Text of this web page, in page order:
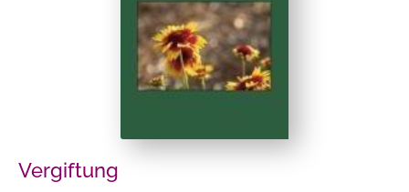
Vergiftung